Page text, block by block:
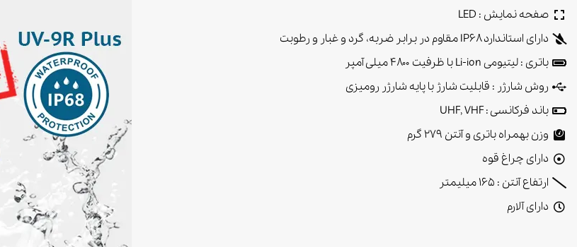
صفحه نمایش : LED
دارای استاندارد IP۶۸ مقاوم در برابر ضربه، گرد و غبار و رطوبت
باتری : لیتیومی Li-ion با ظرفیت ۴۸۰۰ میلی آمپر
روش شارژر : قابلیت شارژ با پایه شارژر رومیزی
باند فرکانسی : UHF, VHF
وزن بهمراه باتری و آنتن 279 گرم
دارای چراغ قوه
ارتفاع آنتن : 165 میلیمتر
دارای آلارم